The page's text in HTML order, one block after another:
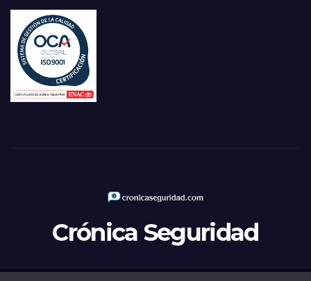
Crónica Seguridad